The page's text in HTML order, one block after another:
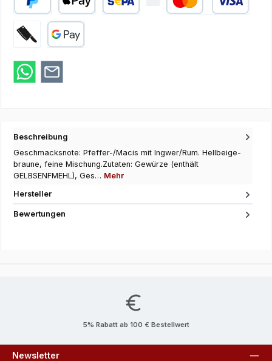
PayPal Apple Pay
Beschreibung
Geschmacksnote: Pfeffer-/Macis mit Ingwer/Rum. Hellbeige-
braune, feine Mischung.Zutaten: Gewürze (enthält
GELBSENFMEHL), Ges… Mehr
Hersteller
Bewertungen
5% Rabatt ab 100 € Bestellwert
Newsletter